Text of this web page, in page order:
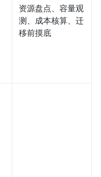
资源盘点、容量观
测、成本核算、迁
移前摸底